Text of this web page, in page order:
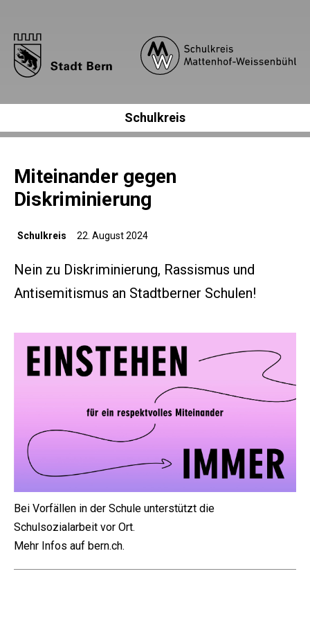
Schulkreis
Miteinander gegen
Diskriminierung
Schulkreis 22. August 2024
Nein zu Diskriminierung, Rassismus und
Antisemitismus an Stadtberner Schulen!
Bei Vorfällen in der Schule unterstützt die
Schulsozialarbeit vor Ort.
Mehr Infos auf bern.ch.